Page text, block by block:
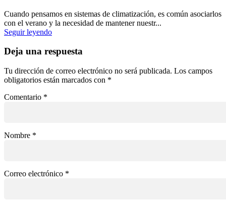
Cuando pensamos en sistemas de climatización, es común asociarlos
con el verano y la necesidad de mantener nuestr...
Seguir leyendo
Deja una respuesta
Tu dirección de correo electrónico no será publicada. Los campos
obligatorios están marcados con *
Comentario *
Nombre *
Correo electrónico *